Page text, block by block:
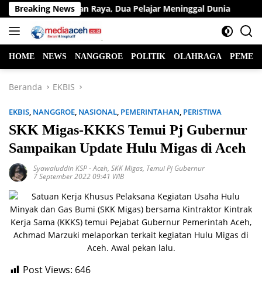
Langsung
ke
konten
Breaking News
Lintas di Jalan Raya, Dua Pelajar Meninggal Dunia
HOME NEWS NANGGROE POLITIK OLAHRAGA
Beranda EKBIS
EKBIS, NANGGROE, NASIONAL, PEMERINTAHAN, PERISTIWA
SKK Migas-KKKS Temui Pj Gubernur
Sampaikan Update Hulu Migas di Aceh
Syawaluddin KSP-Aceh, SKK Migas, Temui Pj Gubernur
7 September 2022 09:41 WIB
Post Views: 646